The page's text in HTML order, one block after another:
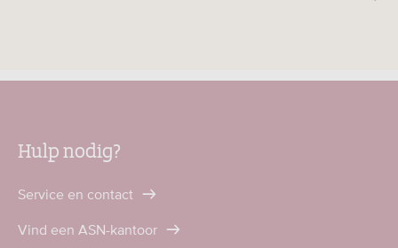
Hulp nodig?
Service en contact
Vind een ASN-kantoor